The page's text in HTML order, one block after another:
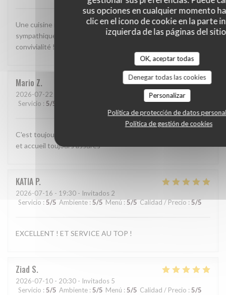
sus opciones en cualquier momento
clic en el icono de cookie en la parte
izquierda de las páginas del
OK, aceptar todas
Denegar todas las cookies
Personalizar
Política de protección de datos
Política de gestión de cookies
Une cuisine méditerranéenne bien exécutée. Une ambiance
sympathique. Il ne manque rien pour un moment de
convivialité !
Mario Z
2026-07-22
Servicio : 5/5 Calidad / Precio:
C'est toujours un délicieux plaisir de diner chez Tony! Qualité
et accueil toujours assurés
KATIA P
2026-07-16 - 19:30 - Invitados 2
Servicio : 5/5 Ambiente:5/5 Menú:5/5 Calidad / Precio:5/5
EXCELLENT ! ET SERVICE AU TOP !
Ziad S
2026-07-10 - 20:30 - Invitados 5
Servicio : 5/5 Ambiente : 5/5 Menú : 5/5 Calidad / Precio : 5/5